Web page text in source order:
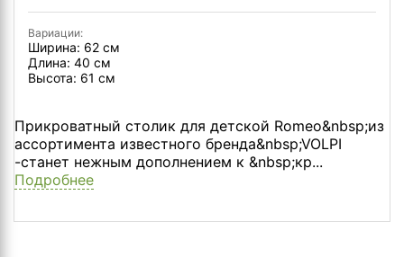
Прикроватный столик для детской Romeo&nbsp;из
ассортимента известного бренда&nbsp;VOLPI
-станет нежным дополнением к &nbsp;кр...
Подробнее
Вариации:
Ширина: 62 см
Длина: 40 см
Высота: 61 см